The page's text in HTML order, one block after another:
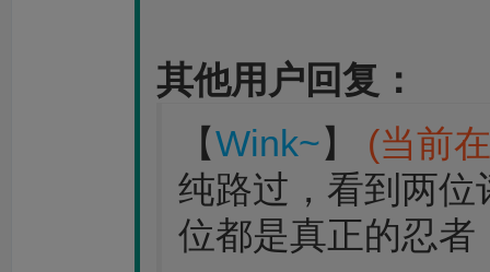
其他用户回复：
【Wink~】 (当前
纯路过，看到两
位都是真正的忍者